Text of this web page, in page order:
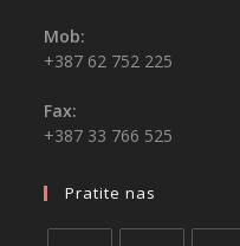
Mob:
+387 62 752 225
Fax:
+387 33 766 525
Pratite nas